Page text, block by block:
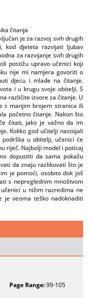
čitanja
je za razvoj svih drugih
kod djeteta razvijati ljubav
za razvijanje svih drugih
postižu upravo učenici koji
nije mi namjera govoriti o
djecu i mlade na čitanje.
i u krugu svoje obitelji. S
različite izvore za čitanje. U
s manjim brojem stranica ili
početno čitanje. Nakon što
čitati, jako je važno da im
Koliko god učitelji nastojali
u obitelji, učenici će
riječ. Najbolji model i poticaj
dopustiti da sama pokažu
da znaju razlikovati što je
je pomoći, osobito dok još
s nepreglednim mnoštvom
u nižim razredima ne
je veoma teško nadoknaditi
Page Range:99-105